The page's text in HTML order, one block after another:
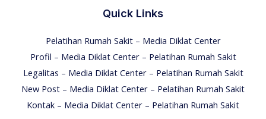
Quick Links
Pelatihan Rumah Sakit – Media Diklat Center
Profil – Media Diklat Center – Pelatihan Rumah Sakit
Legalitas – Media Diklat Center – Pelatihan Rumah Sakit
New Post – Media Diklat Center – Pelatihan Rumah Sakit
Kontak – Media Diklat Center – Pelatihan Rumah Sakit